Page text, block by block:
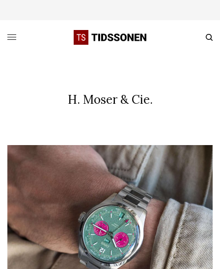
H. Moser & Cie.